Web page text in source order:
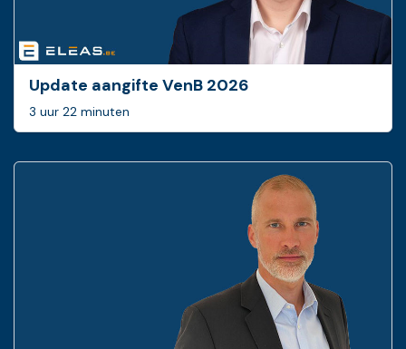
Update aangifte VenB 2026
3 uur 22 minuten